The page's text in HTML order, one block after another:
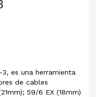
es una herramienta
de cables
59/6 EX (18mm)